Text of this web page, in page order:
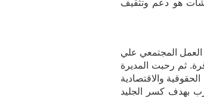
هو دعم وتثقيف
العمل المجتمعي علي
ثم رحبت المديرة
والاقتصادية
بهدف كسر الجليد